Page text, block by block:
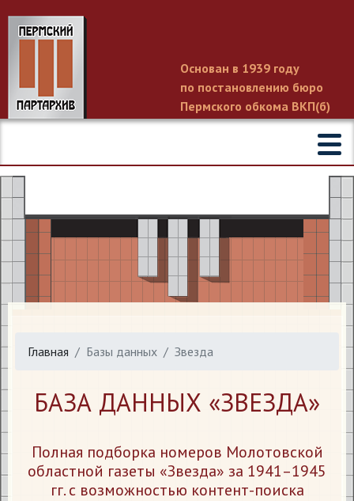
Основан в 1939 году
по постановлению бюро
Пермского обкома ВКП(б)
Главная Базы данных Звезда
БАЗА ДАННЫХ «ЗВЕЗДА»
Полная подборка номеров Молотовской
областной газеты «Звезда» за 1941–1945
гг. с возможностью контент-поиска